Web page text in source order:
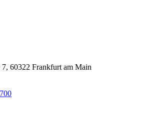
60322 Frankfurt am Main